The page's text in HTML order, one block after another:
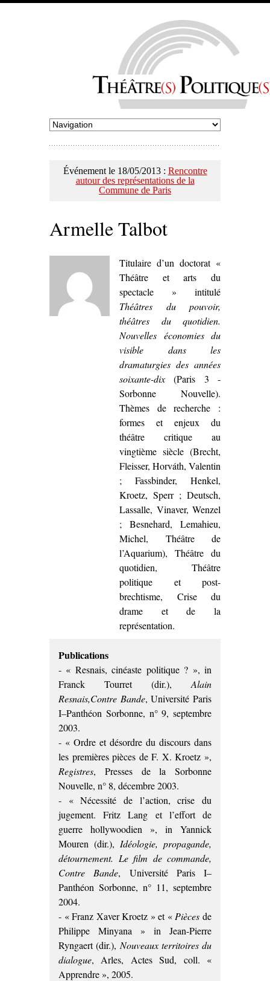
Événement le 18/05/2013 : Rencontre
autour des représentations de la
Commune de Paris
Armelle Talbot
Titulaire d’un doctorat «
Théâtre et arts du
spectacle » intitulé
Théâtres du pouvoir,
théâtres du quotidien.
Nouvelles économies du
visible dans les
dramaturgies des années
soixante-dix (Paris 3 -
Sorbonne Nouvelle).
Thèmes de recherche :
formes et enjeux du
théâtre critique au
vingtième siècle (Brecht,
Fleisser, Horváth, Valentin
; Fassbinder, Henkel,
Kroetz, Sperr ; Deutsch,
Lassalle, Vinaver, Wenzel
; Besnehard, Lemahieu,
Michel, Théâtre de
l’Aquarium), Théâtre du
quotidien, Théâtre
politique et post-
brechtisme, Crise du
drame et de la
représentation.
Publications
- « Resnais, cinéaste politique ? », in
Franck Tourret (dir.), Alain
Resnais,Contre Bande, Université Paris
I–Panthéon Sorbonne, n° 9, septembre
2003.
- « Ordre et désordre du discours dans
les premières pièces de F. X. Kroetz »,
Registres, Presses de la Sorbonne
Nouvelle, n° 8, décembre 2003.
- « Nécessité de l’action, crise du
jugement. Fritz Lang et l’effort de
guerre hollywoodien », in Yannick
Mouren (dir.), Idéologie, propagande,
détournement. Le film de commande,
Contre Bande, Université Paris I–
Panthéon Sorbonne, n° 11, septembre
2004.
- « Franz Xaver Kroetz » et « Pièces de
Philippe Minyana » in Jean-Pierre
Ryngaert (dir.), Nouveaux territoires du
dialogue, Arles, Actes Sud, coll. «
Apprendre », 2005.